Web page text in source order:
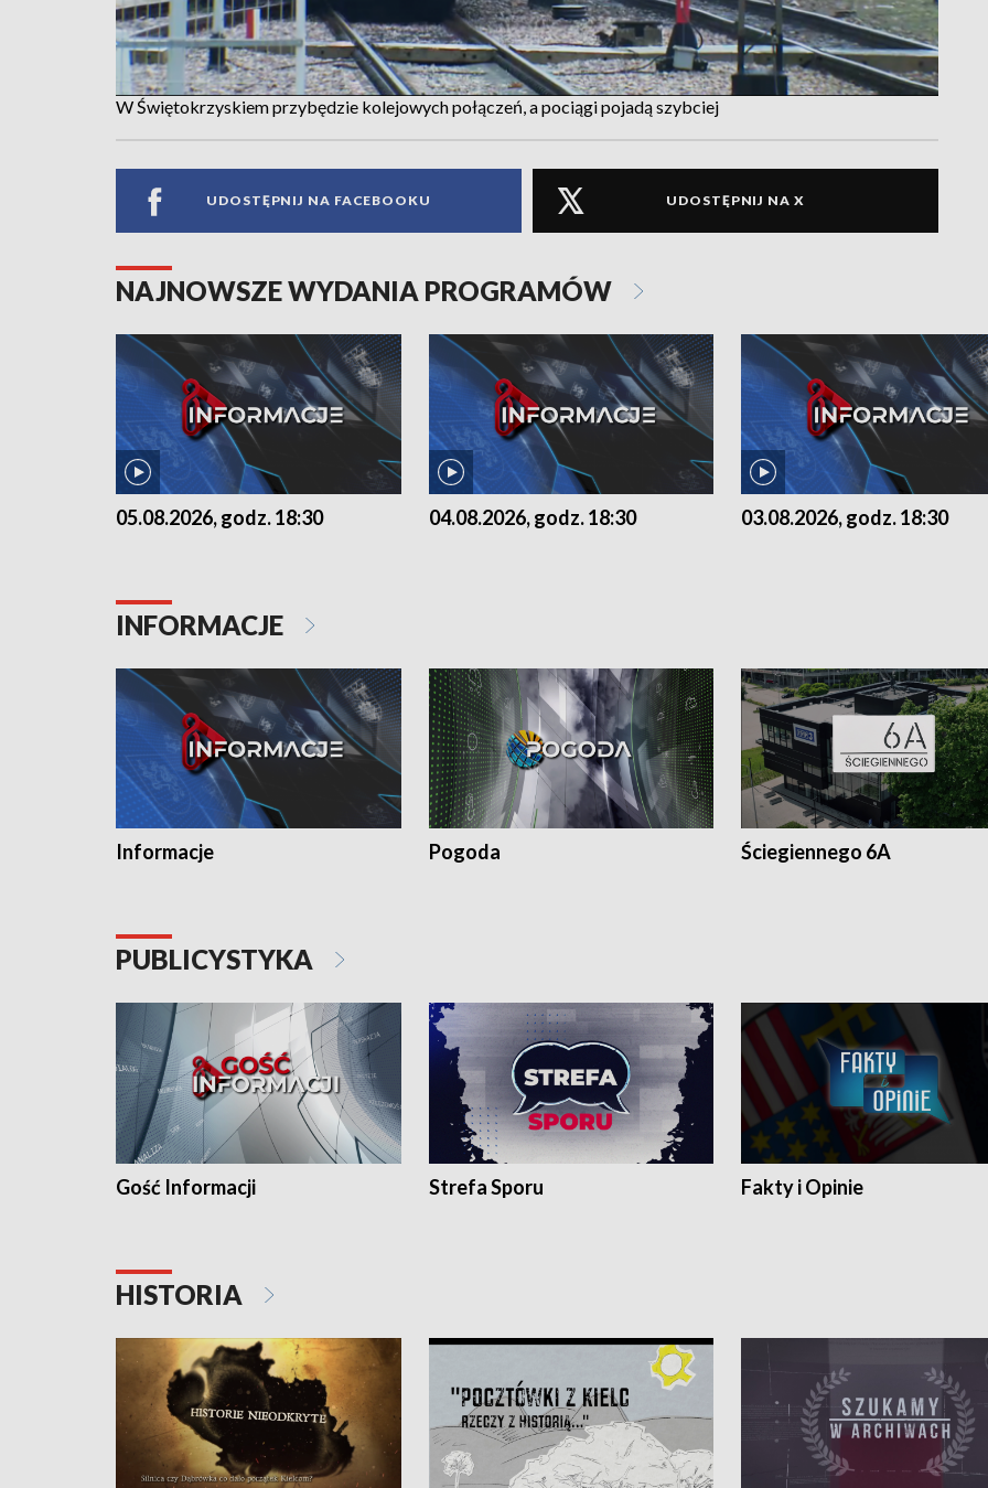
W Świętokrzyskiem przybędzie kolejowych połączeń, a pociągi pojadą szybciej
UDOSTĘPNIJ NA FACEBOOKU UDOSTĘPNIJ NA X
NAJNOWSZE WYDANIA PROGRAMÓW
05.08.2026, godz. 18:30 04.08.2026, godz. 18:30 03.08.2026, godz. 18:30
INFORMACJE
Informacje Pogoda Ściegiennego 6A
PUBLICYSTYKA
Gość Informacji Strefa Sporu Fakty i Opinie
HISTORIA